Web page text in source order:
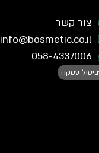
צור קשר
info@bosmetic.co.il
058-4337006
ביטול עסקה